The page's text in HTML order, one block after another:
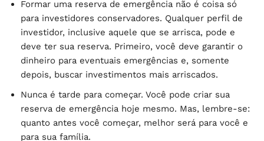
Formar uma reserva de emergência não é coisa só
para investidores conservadores. Qualquer perfil de
investidor, inclusive aquele que se arrisca, pode e
deve ter sua reserva. Primeiro, você deve garantir o
dinheiro para eventuais emergências e, somente
depois, buscar investimentos mais arriscados.
Nunca é tarde para começar. Você pode criar sua
reserva de emergência hoje mesmo. Mas, lembre-se:
quanto antes você começar, melhor será para você e
para sua família.